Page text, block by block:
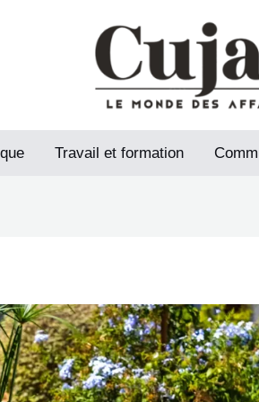
Travail et formation